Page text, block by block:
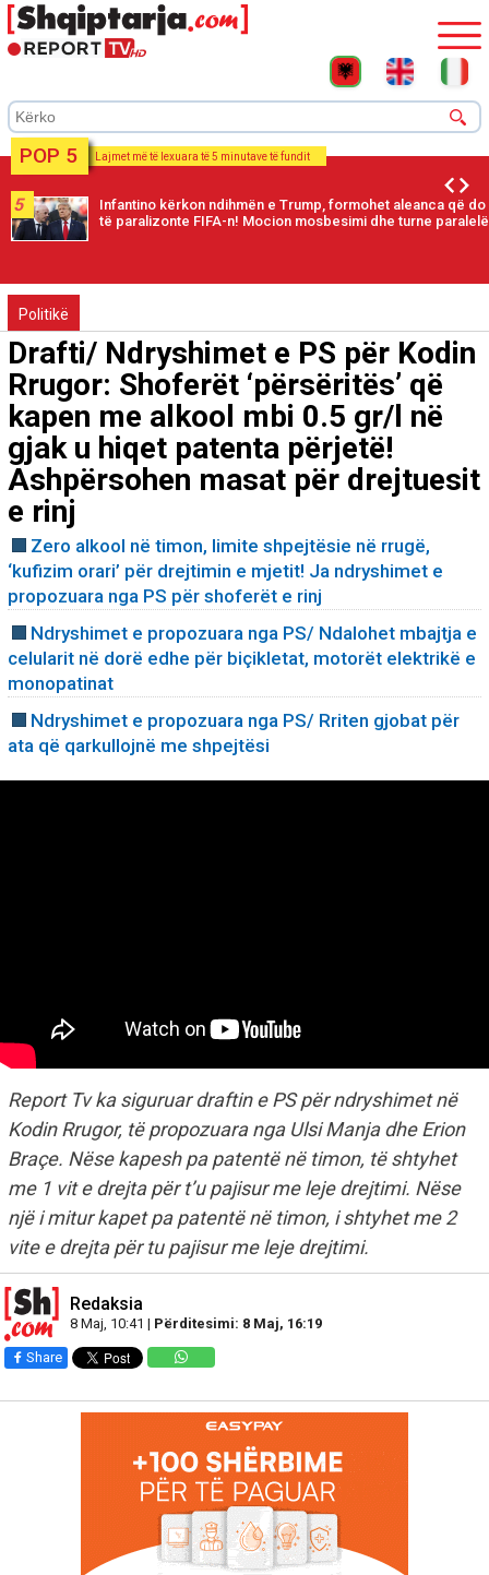
POP 5 Lajmet më të lexuara të 5 minutave të fundit
5
Infantino kërkon ndihmën e Trump, formohet aleanca që do
të paralizonte FIFA-n! Mocion mosbesimi dhe turne paralelë
Politikë
Drafti/ Ndryshimet e PS për Kodin
Rrugor: Shoferët ‘përsëritës’ që
kapen me alkool mbi 0.5 gr/l në
gjak u hiqet patenta përjetë!
Ashpërsohen masat për drejtuesit
e rinj
Zero alkool në timon, limite shpejtësie në rrugë,
‘kufizim orari’ për drejtimin e mjetit! Ja ndryshimet e
propozuara nga PS për shoferët e rinj
Ndryshimet e propozuara nga PS/ Ndalohet mbajtja e
celularit në dorë edhe për biçikletat, motorët elektrikë e
monopatinat
Ndryshimet e propozuara nga PS/ Rriten gjobat për
ata që qarkullojnë me shpejtësi
Report Tv ka siguruar draftin e PS për ndryshimet në
Kodin Rrugor, të propozuara nga Ulsi Manja dhe Erion
Braçe. Nëse kapesh pa patentë në timon, të shtyhet
me 1 vit e drejta për t’u pajisur me leje drejtimi. Nëse
një i mitur kapet pa patentë në timon, i shtyhet me 2
vite e drejta për tu pajisur me leje drejtimi.
Redaksia
8 Maj, 10:41 | Përditesimi: 8 Maj, 16:19
Share